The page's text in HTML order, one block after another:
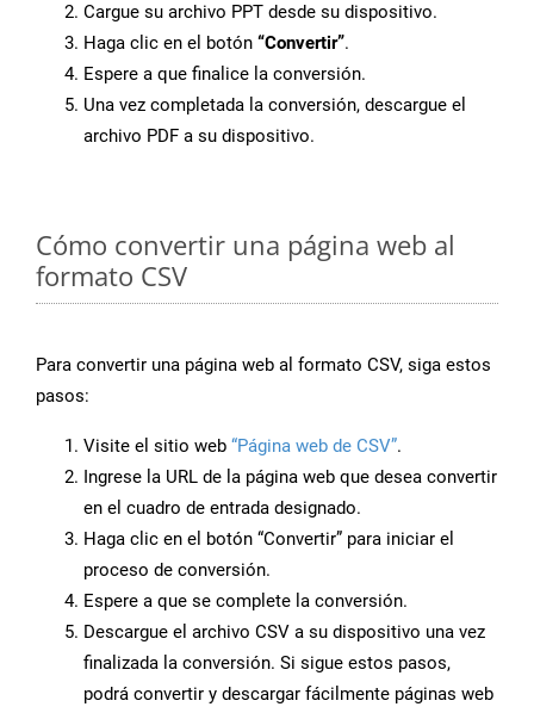
Cargue su archivo PPT desde su dispositivo.
Haga clic en el botón “Convertir”.
Espere a que finalice la conversión.
Una vez completada la conversión, descargue el
archivo PDF a su dispositivo.
Cómo convertir una página web al
formato CSV
Para convertir una página web al formato CSV, siga estos
pasos:
Visite el sitio web “Página web de CSV”.
Ingrese la URL de la página web que desea convertir
en el cuadro de entrada designado.
Haga clic en el botón “Convertir” para iniciar el
proceso de conversión.
Espere a que se complete la conversión.
Descargue el archivo CSV a su dispositivo una vez
finalizada la conversión. Si sigue estos pasos,
podrá convertir y descargar fácilmente páginas web